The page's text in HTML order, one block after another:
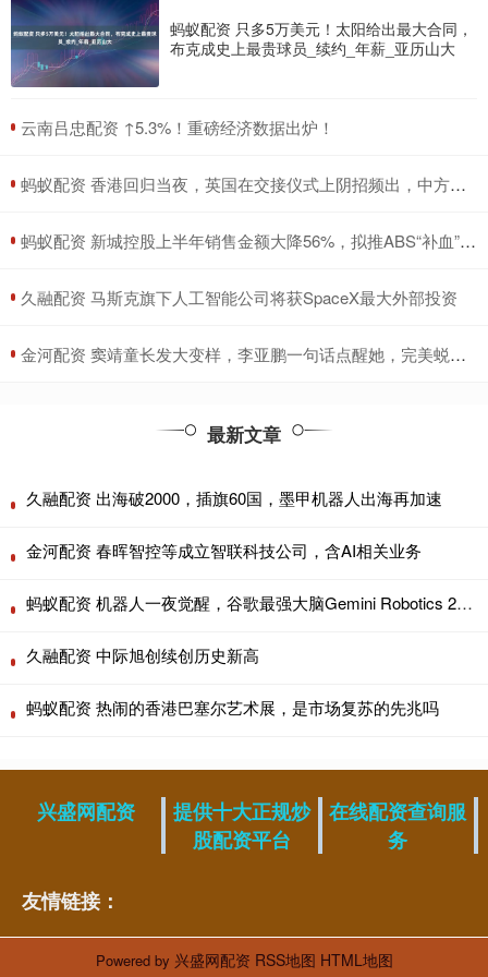
蚂蚁配资 只多5万美元！太阳给出最大合同，
布克成史上最贵球员_续约_年薪_亚历山大
​云南吕忠配资 ↑5.3%！重磅经济数据出炉！
​蚂蚁配资 香港回归当夜，英国在交接仪式上阴招频出，中方人员如何化解危机_香港会展中心_国旗_中国
​蚂蚁配资 新城控股上半年销售金额大降56%，拟推ABS“补血”还债，年报连续被出具非标意见
​久融配资 马斯克旗下人工智能公司将获SpaceX最大外部投资
​金河配资 窦靖童长发大变样，李亚鹏一句话点醒她，完美蜕变成女神！_外界压力_气质_个性
最新文章
久融配资 出海破2000，插旗60国，墨甲机器人出海再加速
金河配资 春晖智控等成立智联科技公司，含AI相关业务
蚂蚁配资 机器人一夜觉醒，谷歌最强大脑Gemini Robotics 2上线了
久融配资 中际旭创续创历史新高
蚂蚁配资 热闹的香港巴塞尔艺术展，是市场复苏的先兆吗
兴盛网配资
提供十大正规炒
股配资平台
在线配资查询服
务
友情链接：
Powered by 兴盛网配资 RSS地图 HTML地图